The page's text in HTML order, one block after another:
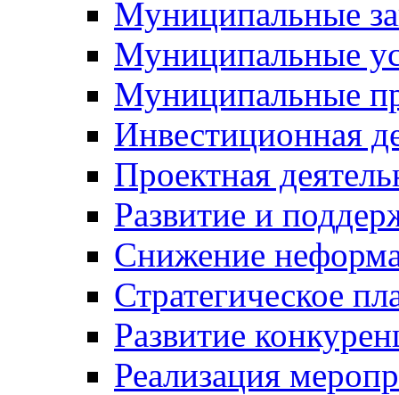
Муниципальные
Муниципальные
Муниципальные
Инвестиционная
Проектная
Развитие и
Снижение
Стратегическое
Развитие
Реализация